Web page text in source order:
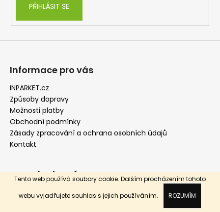
Tento web používá soubory cookie. Dalším procházením tohoto
webu vyjadřujete souhlas s jejich používáním.
ROZUMÍM
p
i
PŘIHLÁSIT SE
Informace pro vás
INPARKET.cz
Způsoby dopravy
Možnosti platby
Obchodní podmínky
Zásady zpracování a ochrana osobních údajů
Kontakt
Kontaktujte nás